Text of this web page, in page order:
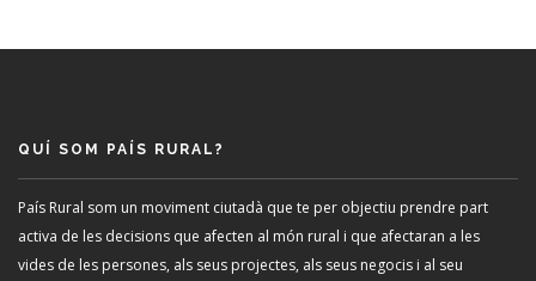
QUÍ SOM PAÍS RURAL?
País Rural som un moviment ciutadà que te per objectiu prendre part
activa de les decisions que afecten al món rural i que afectaran a les
vides de les persones, als seus projectes, als seus negocis i al seu